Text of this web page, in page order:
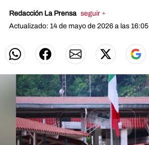
Redacción La Prensa seguir +
Actualizado: 14 de mayo de 2026 a las 16:05